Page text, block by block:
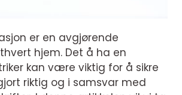
er en avgjørende
hjem. Det å ha en
kan være viktig for å sikre
riktig og i samsvar med